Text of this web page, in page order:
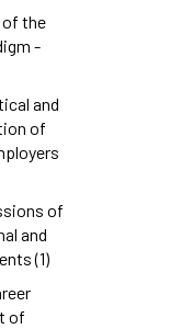
of the
-
and
of
of
and
(1)
of